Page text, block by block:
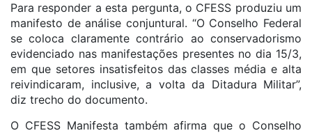
Para responder a esta pergunta, o CFESS produziu um
manifesto de análise conjuntural. “O Conselho Federal
se coloca claramente contrário ao conservadorismo
evidenciado nas manifestações presentes no dia 15/3,
em que setores insatisfeitos das classes média e alta
reivindicaram, inclusive, a volta da Ditadura Militar”,
diz trecho do documento.
O CFESS Manifesta também afirma que o Conselho